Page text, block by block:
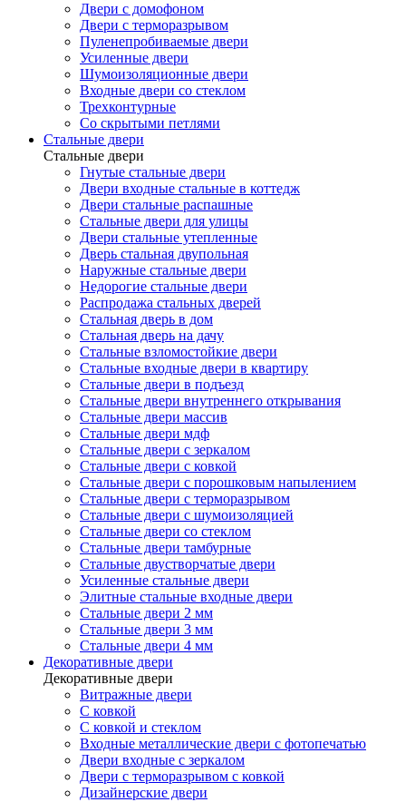
Двери с домофоном
Двери с терморазрывом
Пуленепробиваемые двери
Усиленные двери
Шумоизоляционные двери
Входные двери со стеклом
Трехконтурные
Со скрытыми петлями
Стальные двери
Стальные двери
Гнутые стальные двери
Двери входные стальные в коттедж
Двери стальные распашные
Стальные двери для улицы
Двери стальные утепленные
Дверь стальная двупольная
Наружные стальные двери
Недорогие стальные двери
Распродажа стальных дверей
Стальная дверь в дом
Стальная дверь на дачу
Стальные взломостойкие двери
Стальные входные двери в квартиру
Стальные двери в подъезд
Стальные двери внутреннего открывания
Стальные двери массив
Стальные двери мдф
Стальные двери с зеркалом
Стальные двери с ковкой
Стальные двери с порошковым напылением
Стальные двери с терморазрывом
Стальные двери с шумоизоляцией
Стальные двери со стеклом
Стальные двери тамбурные
Стальные двустворчатые двери
Усиленные стальные двери
Элитные стальные входные двери
Стальные двери 2 мм
Стальные двери 3 мм
Стальные двери 4 мм
Декоративные двери
Декоративные двери
Витражные двери
С ковкой
С ковкой и стеклом
Входные металлические двери с фотопечатью
Двери входные с зеркалом
Двери с терморазрывом с ковкой
Дизайнерские двери